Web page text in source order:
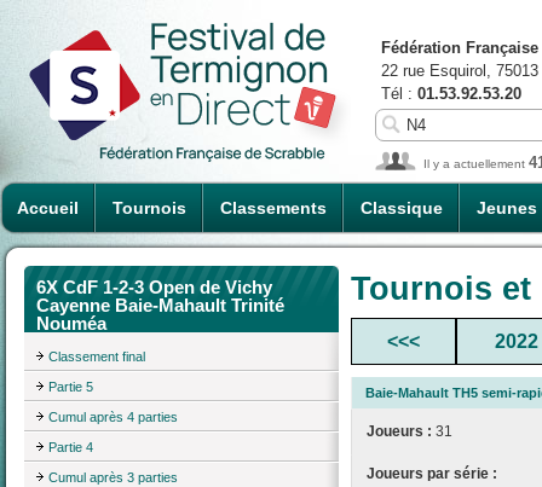
Accueil Tournois Classements Classique Jeunes
Fédération
22 rue Esquirol,
Tél : 01.53.92.53.20
Il y a actuellement
6X CdF 1-2-3 Open de Vichy
Cayenne Baie-Mahault Trinité
Nouméa
Classement final
Partie 5
Cumul après 4 parties
Partie 4
Cumul après 3 parties
Tournois
<<< 2022
Baie-Mahault TH5 semi-
Joueurs : 31
Joueurs par série :